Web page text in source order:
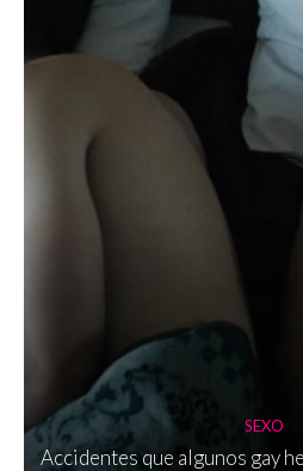
SEXO
Accidentes que algunos gay